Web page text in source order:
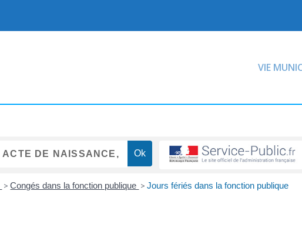
VIE
> Congés dans la fonction publique > Jours fériés dans la fonction publique